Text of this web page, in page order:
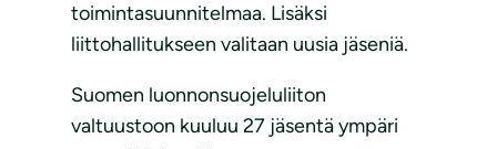
toimintasuunnitelmaa. Lisäksi
liittohallitukseen valitaan uusia jäseniä.
Suomen luonnonsuojeluliiton
valtuustoon kuuluu 27 jäsentä ympäri